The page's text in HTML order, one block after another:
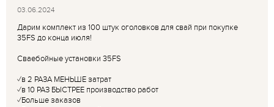
03.06.2024
Дарим комплект из 100 штук оголовков для свай при покупке
35FS до конца июля!
Сваебойные установки 35FS
✓в 2 РАЗА МЕНЬШЕ затрат
✓в 10 РАЗ БЫСТРЕЕ производство работ
✓Больше заказов